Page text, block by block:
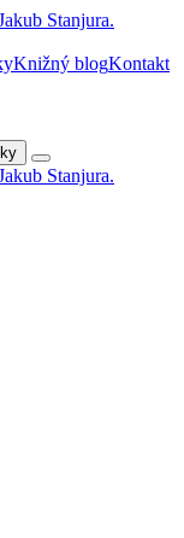
Knižný blogKontakt